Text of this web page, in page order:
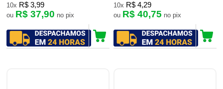
10x R$ 3,99
ou R$ 37,90 no pix
10x R$ 4,29
ou R$ 40,75 no pix